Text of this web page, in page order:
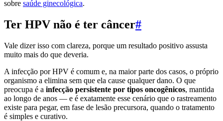
sobre saúde ginecológica.
Ter HPV não é ter câncer#
Vale dizer isso com clareza, porque um resultado positivo assusta
muito mais do que deveria.
A infecção por HPV é comum e, na maior parte dos casos, o próprio
organismo a elimina sem que ela cause qualquer dano. O que
preocupa é a infecção persistente por tipos oncogênicos, mantida
ao longo de anos — e é exatamente esse cenário que o rastreamento
existe para pegar, em fase de lesão precursora, quando o tratamento
é simples e curativo.